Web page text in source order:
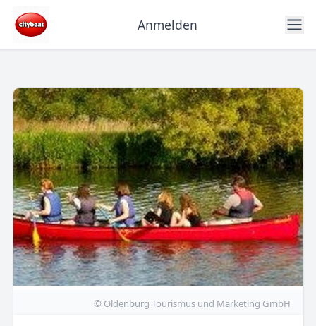
Anmelden
© Oldenburg Tourismus und Marketing GmbH